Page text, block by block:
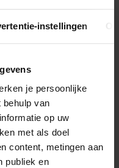
instellingen
je persoonlijke
van
op uw
met als doel
content, metingen aan
publiek en